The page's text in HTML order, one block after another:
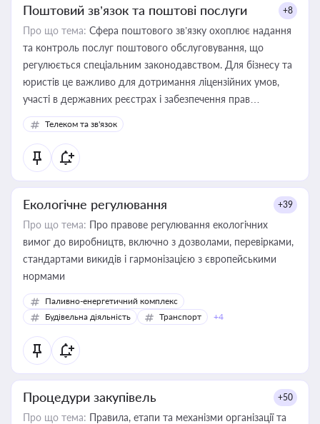
Поштовий зв’язок та поштові послуги +8
Про що тема: Сфера поштового зв’язку охоплює надання
та контроль послуг поштового обслуговування, що
регулюється спеціальним законодавством. Для бізнесу та
юристів це важливо для дотримання ліцензійних умов,
участі в державних реєстрах і забезпечення прав
споживачів.
Телеком та зв'язок
Екологічне регулювання +39
Про що тема: Про правове регулювання екологічних
вимог до виробництв, включно з дозволами, перевірками,
стандартами викидів і гармонізацією з європейськими
нормами
Паливно-енергетичний комплекс
Будівельна діяльність
Транспорт +4
Процедури закупівель +50
Про що тема: Правила, етапи та механізми організації та